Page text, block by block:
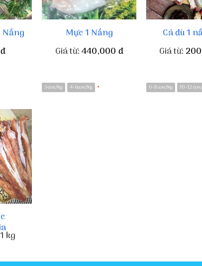
Nắng
đ
Mực 1 Nắng
Giá từ:440,000 đ
3 con/kg 4-6con/kg *
Cá đù 1
Giá từ:
6-8 con/kg 10-12
kg